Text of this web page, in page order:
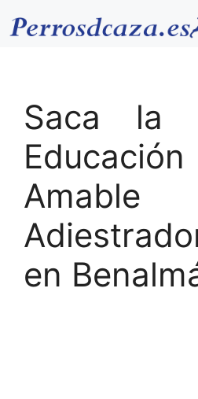
Saca la
en